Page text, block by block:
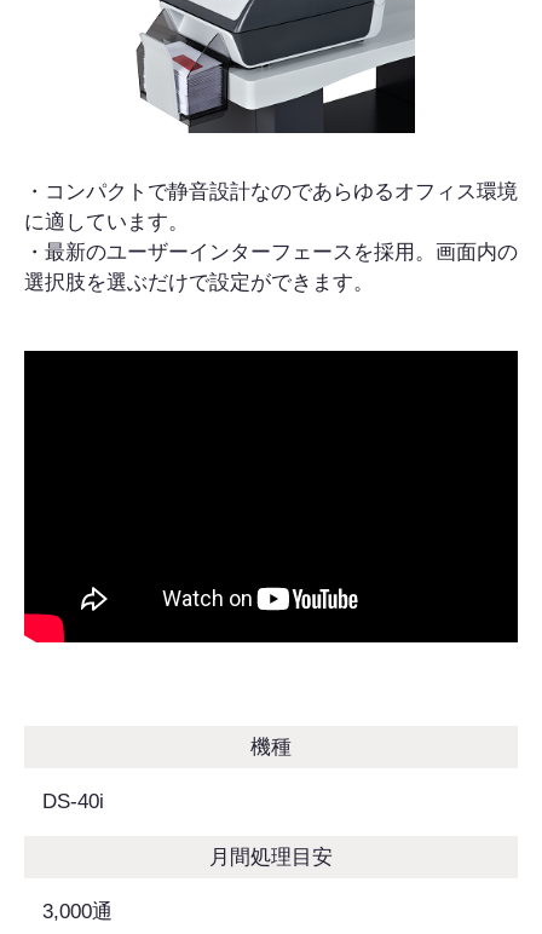
・コンパクトで静音設計なのであらゆるオフィス環境
に適しています。
・最新のユーザーインターフェースを採用。画面内の
選択肢を選ぶだけで設定ができます。
機種
DS-40i
月間処理目安
3,000通